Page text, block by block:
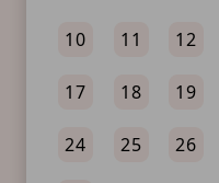
10 11 12
17 18 19
24 25 26